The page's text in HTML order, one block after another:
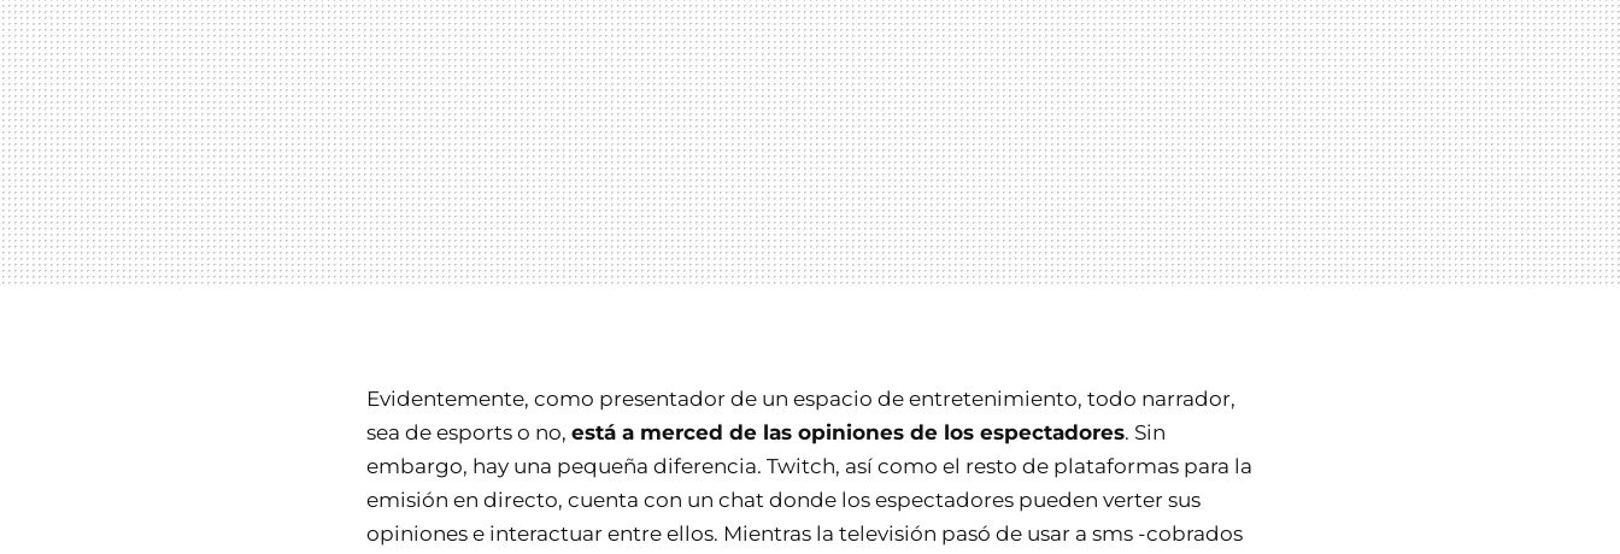
Evidentemente, como presentador de un espacio de entretenimiento, todo narrador,
sea de esports o no, está a merced de las opiniones de los espectadores. Sin
embargo, hay una pequeña diferencia. Twitch, así como el resto de plataformas para la
emisión en directo, cuenta con un chat donde los espectadores pueden verter sus
opiniones e interactuar entre ellos. Mientras la televisión pasó de usar a sms -cobrados